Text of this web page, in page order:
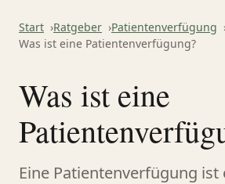
Start Ratgeber
Patientenverfügung
Was ist eine Patientenverfügung?
Was ist eine
Eine Patientenverfügung ist